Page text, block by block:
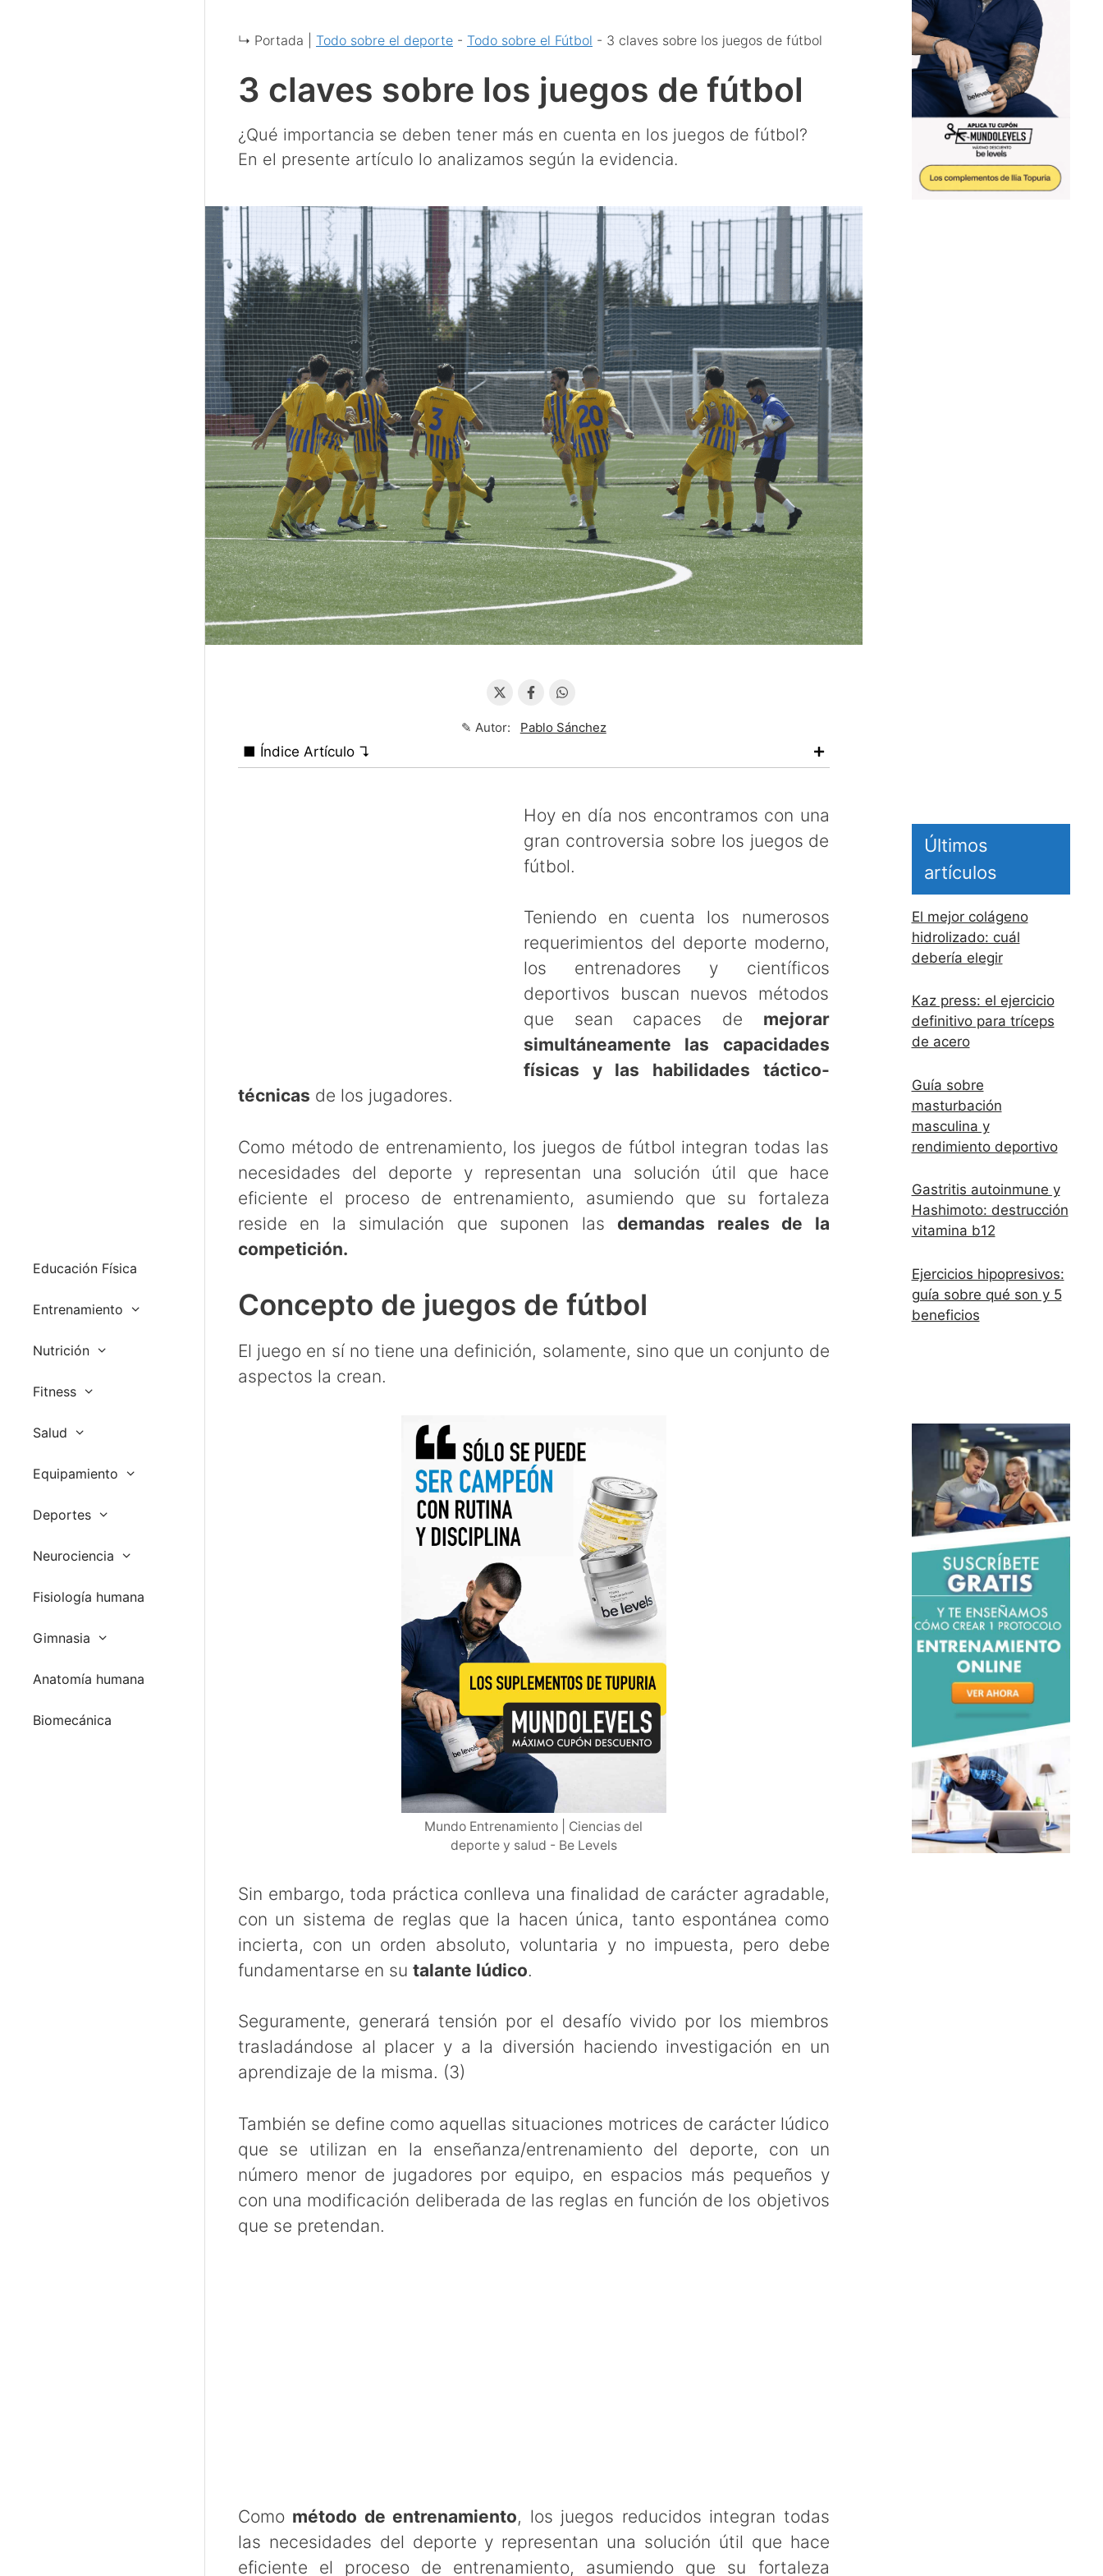
Educación Física
Entrenamiento
Nutrición
Fitness
Salud
Equipamiento
Deportes
Neurociencia
Fisiología humana
Gimnasia
Anatomía humana
Biomecánica
↳ Portada | Todo sobre el deporte - Todo sobre el Fútbol - 3 claves sobre los juegos de fútbol
3 claves sobre los juegos de fútbol
¿Qué importancia se deben tener más en cuenta en los juegos de fútbol?
En el presente artículo lo analizamos según la evidencia.
✎ Autor: Pablo Sánchez
■ Índice Artículo ↴
Hoy en día nos encontramos con una
gran controversia sobre los juegos de
fútbol.
Teniendo en cuenta los numerosos
requerimientos del deporte moderno,
los entrenadores y científicos
deportivos buscan nuevos métodos
que sean capaces de mejorar
simultáneamente las capacidades
físicas y las habilidades táctico-
técnicas de los jugadores.
Como método de entrenamiento, los juegos de fútbol integran todas las
necesidades del deporte y representan una solución útil que hace
eficiente el proceso de entrenamiento, asumiendo que su fortaleza
reside en la simulación que suponen lasdemandas reales de la
competición.
Concepto de juegos de fútbol
El juego en sí no tiene una definición, solamente, sino que un conjunto de
aspectos la crean.
Mundo Entrenamiento | Ciencias del
deporte y salud - Be Levels
Sin embargo, toda práctica conlleva una finalidad de carácter agradable,
con un sistema de reglas que la hacen única, tanto espontánea como
incierta, con un orden absoluto, voluntaria y no impuesta, pero debe
fundamentarse en su talante lúdico.
Seguramente, generará tensión por el desafío vivido por los miembros
trasladándose al placer y a la diversión haciendo investigación en un
aprendizaje de la misma. (3)
También se define como aquellas situaciones motrices de carácter lúdico
que se utilizan en la enseñanza/entrenamiento del deporte, con un
número menor de jugadores por equipo, en espacios más pequeños y
con una modificación deliberada de las reglas en función de los objetivos
que se pretendan.
Como método de entrenamiento, los juegos reducidos integran todas
las necesidades del deporte y representan una solución útil que hace
eficiente el proceso de entrenamiento, asumiendo que su fortaleza
Últimos
artículos
El mejor colágeno
hidrolizado: cuál
debería elegir
Kaz press: el ejercicio
definitivo para tríceps
de acero
Guía sobre
masturbación
masculina y
rendimiento deportivo
Gastritis autoinmune y
Hashimoto: destrucción
vitamina b12
Ejercicios hipopresivos:
guía sobre qué son y 5
beneficios